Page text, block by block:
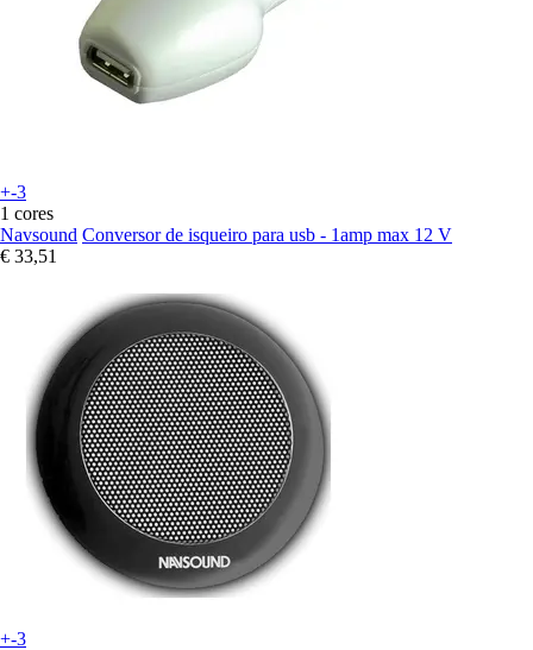
+-3
1 cores
Navsound Conversor de isqueiro para usb - 1amp max 12 V
€ 33,51
+-3